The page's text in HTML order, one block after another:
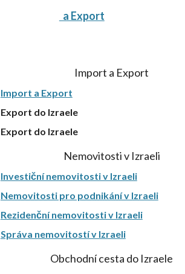
a Export
Import a Export
Import a Export
Export do Izraele
Export do Izraele
Nemovitosti v Izraeli
Investiční nemovitosti v Izraeli
Nemovitosti pro podnikání v Izraeli
Rezidenční nemovitosti v Izraeli
Správa nemovitostí v Izraeli
Obchodní cesta do Izraele